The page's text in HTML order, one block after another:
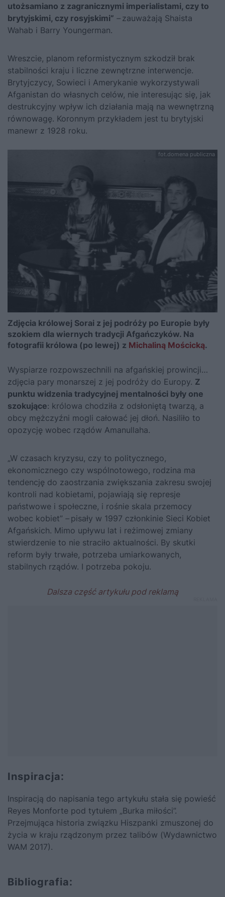
utożsamiano z zagranicznymi imperialistami, czy to
brytyjskimi, czy rosyjskimi” – zauważają Shaista
Wahab i Barry Youngerman.
Wreszcie, planom reformistycznym szkodził brak
stabilności kraju i liczne zewnętrzne interwencje.
Brytyjczycy, Sowieci i Amerykanie wykorzystywali
Afganistan do własnych celów, nie interesując się, jak
destrukcyjny wpływ ich działania mają na wewnętrzną
równowagę. Koronnym przykładem jest tu brytyjski
manewr z 1928 roku.
fot.domena publiczna
Zdjęcia królowej Sorai z jej podróży po Europie były
szokiem dla wiernych tradycji Afgańczyków. Na
fotografii królowa (po lewej) z Michaliną Mościcką.
Wyspiarze rozpowszechnili na afgańskiej prowincji…
zdjęcia pary monarszej z jej podróży do Europy. Z
punktu widzenia tradycyjnej mentalności były one
szokujące: królowa chodziła z odsłoniętą twarzą, a
obcy mężczyźni mogli całować jej dłoń. Nasiliło to
opozycję wobec rządów Amanullaha.
„W czasach kryzysu, czy to politycznego,
ekonomicznego czy wspólnotowego, rodzina ma
tendencję do zaostrzania zwiększania zakresu swojej
kontroli nad kobietami, pojawiają się represje
państwowe i społeczne, i rośnie skala przemocy
wobec kobiet” – pisały w 1997 członkinie Sieci Kobiet
Afgańskich. Mimo upływu lat i reżimowej zmiany
stwierdzenie to nie straciło aktualności. By skutki
reform były trwałe, potrzeba umiarkowanych,
stabilnych rządów. I potrzeba pokoju.
Inspiracja:
Inspiracją do napisania tego artykułu stała się powieść
Reyes Monforte pod tytułem „Burka miłości”.
Przejmująca historia związku Hiszpanki zmuszonej do
życia w kraju rządzonym przez talibów (Wydawnictwo
WAM 2017).
Bibliografia: